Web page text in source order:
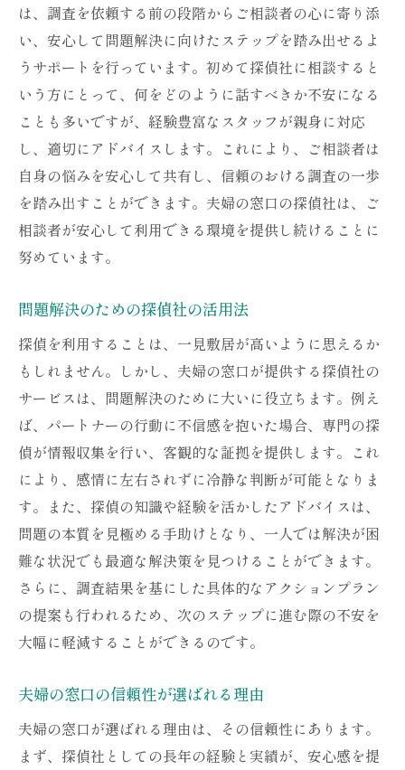
は、調査を依頼する前の段階からご相談者の心に寄り添
い、安心して問題解決に向けたステップを踏み出せるよ
うサポートを行っています。初めて探偵社に相談すると
いう方にとって、何をどのように話すべきか不安になる
ことも多いですが、経験豊富なスタッフが親身に対応
し、適切にアドバイスします。これにより、ご相談者は
自身の悩みを安心して共有し、信頼のおける調査の一歩
を踏み出すことができます。夫婦の窓口の探偵社は、ご
相談者が安心して利用できる環境を提供し続けることに
努めています。
問題解決のための探偵社の活用法
探偵を利用することは、一見敷居が高いように思えるか
もしれません。しかし、夫婦の窓口が提供する探偵社の
サービスは、問題解決のために大いに役立ちます。例え
ば、パートナーの行動に不信感を抱いた場合、専門の探
偵が情報収集を行い、客観的な証拠を提供します。これ
により、感情に左右されずに冷静な判断が可能となりま
す。また、探偵の知識や経験を活かしたアドバイスは、
問題の本質を見極める手助けとなり、一人では解決が困
難な状況でも最適な解決策を見つけることができます。
さらに、調査結果を基にした具体的なアクションプラン
の提案も行われるため、次のステップに進む際の不安を
大幅に軽減することができるのです。
夫婦の窓口の信頼性が選ばれる理由
夫婦の窓口が選ばれる理由は、その信頼性にあります。
まず、探偵社としての長年の経験と実績が、安心感を提